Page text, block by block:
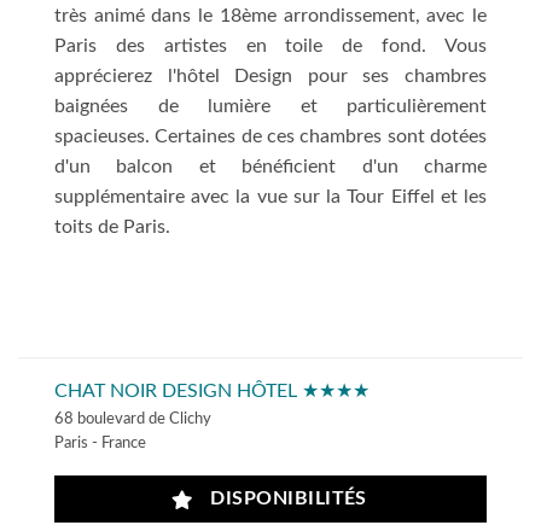
très animé dans le 18ème arrondissement, avec le
Paris des artistes en toile de fond. Vous
apprécierez l'hôtel Design pour ses chambres
baignées de lumière et particulièrement
spacieuses. Certaines de ces chambres sont dotées
d'un balcon et bénéficient d'un charme
supplémentaire avec la vue sur la Tour Eiffel et les
toits de Paris.
CHAT NOIR DESIGN HÔTEL ★★★★
68 boulevard de Clichy
Paris - France
DISPONIBILITÉS